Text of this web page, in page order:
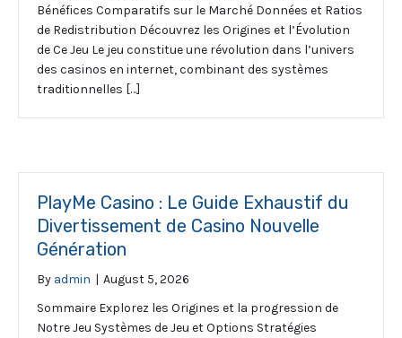
Bénéfices Comparatifs sur le Marché Données et Ratios
de Redistribution Découvrez les Origines et l’Évolution
de Ce Jeu Le jeu constitue une révolution dans l’univers
des casinos en internet, combinant des systèmes
traditionnelles […]
PlayMe Casino : Le Guide Exhaustif du
Divertissement de Casino Nouvelle
Génération
By admin | August 5, 2026
Sommaire Explorez les Origines et la progression de
Notre Jeu Systèmes de Jeu et Options Stratégies